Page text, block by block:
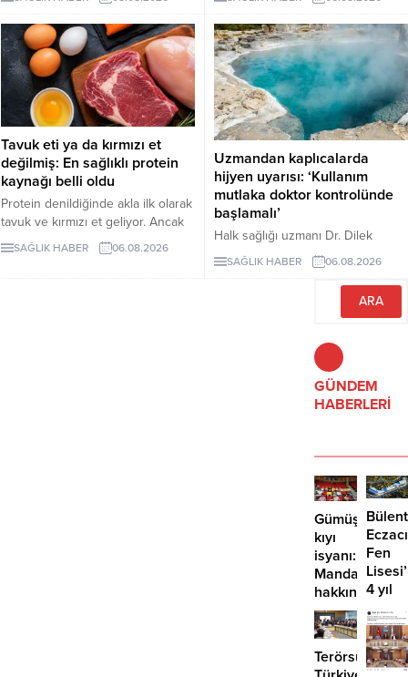
bağışıklık sisteminin güçlenmesine
de katkı sağlıyor. Enfeksiyonlara
karşı koruyucu etkileriyle bilinen
kızılcık, bazı kanser türlerine karşı
koruyucu rol oynarken vücuttaki
iltihaplanmanın göstergelerinden
biri olan CRP seviyesinin
hazırlayabileceğiniz bu 5 glütensiz
tarif, hem pratik hem de lezzetli
alternatifler sunuyor.
Tavuk eti ya da kırmızı et
değilmiş: En sağlıklı protein
kaynağı belli oldu
Protein denildiğinde akla ilk olarak
tavuk ve kırmızı et geliyor. Ancak
bilim insanları, son yıllarda yapılan
araştırmaların kurubaklagilleri daha
SAĞLIK HABER 06.08.2026
Uzmandan kaplıcalarda
hijyen uyarısı: ‘Kullanım
mutlaka doktor kontrolünde
başlamalı’
Halk sağlığı uzmanı Dr. Dilek
Aslan, kaplıcaların kas ve iskelet
sistemi rahatsızlıkları ile stresin
sağlayabileceğini ancak hijyen
kullanımın ciddi sağlık sorunlarına
yol açabileceğini belirtti. Aslan,
kaplıca tedavisinin mutlaka sağlık
çalışanlarının önerisiyle
SAĞLIK HABER 06.08.2026
GÜNDEM
HABERLERİ
Gümüşlük’te
kıyı
isyanı:
Mandalinci
hakkında
suç
duyurusu
Bülent
Fen
4 yıl
geçti,
hâlâ
proje
Terörsüz